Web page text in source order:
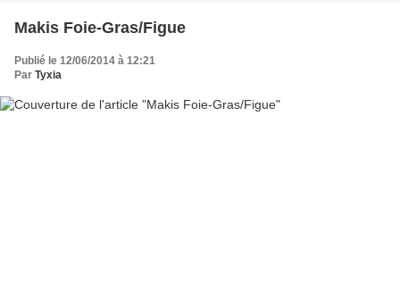
Makis Foie-Gras/Figue
Publié le 12/06/2014 à 12:21
Par Tyxia